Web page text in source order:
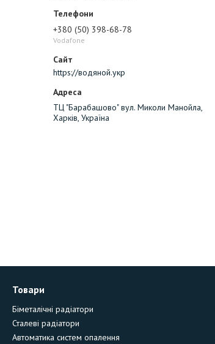
+380 (50) 398-68-78
Vodafone
https://водяной.укр
ТЦ "Барабашово" вул. Миколи Манойла,
Харків, Україна
Товари
Біметалічні радіатори
Сталеві радіатори
Автоматика систем опалення